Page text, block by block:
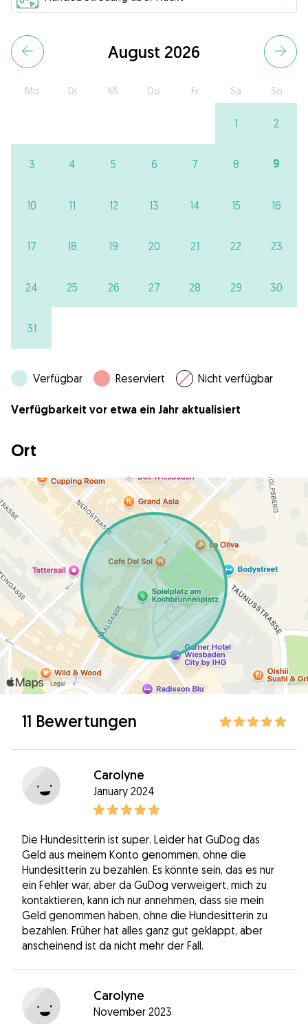
August 2026
Mo Di Mi Do Fr Sa So
1 2
3 4 5 6 7 8 9
10 11 12 13 14 15 16
17 18 19 20 21 22 23
24 25 26 27 28 29 30
31
Verfügbar Reserviert Nicht verfügbar
Verfügbarkeit vor etwa ein Jahr aktualisiert
Ort
11 Bewertungen
Carolyne
January 2024
Die Hundesitterin ist super. Leider hat GuDog das
Geld aus meinem Konto genommen, ohne die
Hundesitterin zu bezahlen. Es könnte sein, das es nur
ein Fehler war, aber da GuDog verweigert, mich zu
kontaktieren, kann ich nur annehmen, dass sie mein
Geld genommen haben, ohne die Hundesitterin zu
bezahlen. Früher hat alles ganz gut geklappt, aber
anscheinend ist da nicht mehr der Fall.
Carolyne
November 2023